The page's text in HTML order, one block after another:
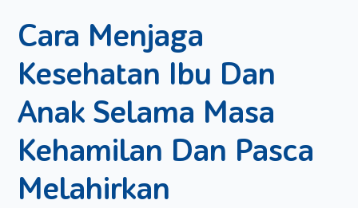
Cara Menjaga
Kesehatan Ibu Dan
Anak Selama Masa
Kehamilan Dan Pasca
Melahirkan